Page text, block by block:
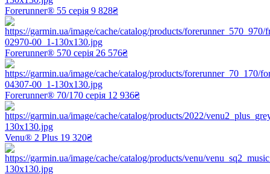
Forerunner® 55 серія 9 828₴
Forerunner® 570 серія 26 576₴
Forerunner® 70/170 серія 12 936₴
Venu® 2 Plus 19 320₴